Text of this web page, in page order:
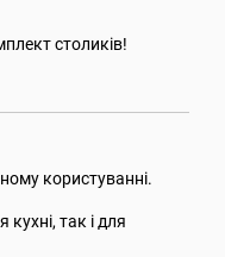
столиків!
користуванні.
кухні, так і для